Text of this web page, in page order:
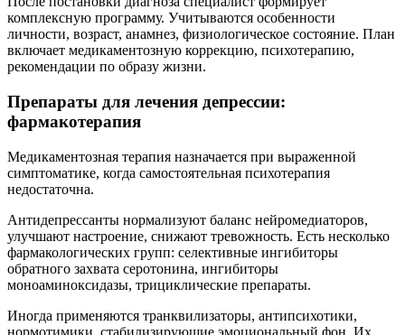
комплексную программу. Учитываются особенности
личности, возраст, анамнез, физиологическое состояние. План
включает медикаментозную коррекцию, психотерапию,
рекомендации по образу жизни.
Препараты для лечения депрессии:
фармакотерапия
Медикаментозная терапия назначается при выраженной
симптоматике, когда самостоятельная психотерапия
недостаточна.
Антидепрессанты нормализуют баланс нейромедиаторов,
улучшают настроение, снижают тревожность. Есть несколько
фармакологических групп: селективные ингибиторы
обратного захвата серотонина, ингибиторы
моноаминоксидазы, трициклические препараты.
Иногда применяются транквилизаторы, антипсихотики,
нормотимики, стабилизирующие эмоциональный фон. Их